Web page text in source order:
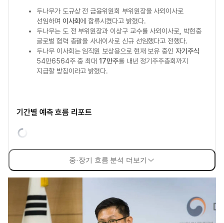
두나무가 도규상 전 금융위원회 부위원장을 사외이사로
선임하며 이사회에 합류시켰다고 밝혔다.
두나무는 도 전 부위원장과 이상구 교수를 사외이사로, 박현중
글로벌 협력 총괄을 사내이사로 신규 선임했다고 전했다.
두나무 이사회는 임직원 보상용으로 현재 보유 중인자기주식
54만6564주 중 최대17만주를 내년 정기주주총회까지
지급할 방침이라고 밝혔다.
기간별 예측 흐름 리포트
중·장기 흐름 분석 더보기